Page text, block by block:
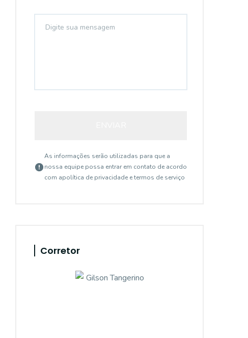
As informações serão utilizadas para que a
nossa equipe possa entrar em contato de acordo
com apolítica de privacidade e termos de serviço
Corretor